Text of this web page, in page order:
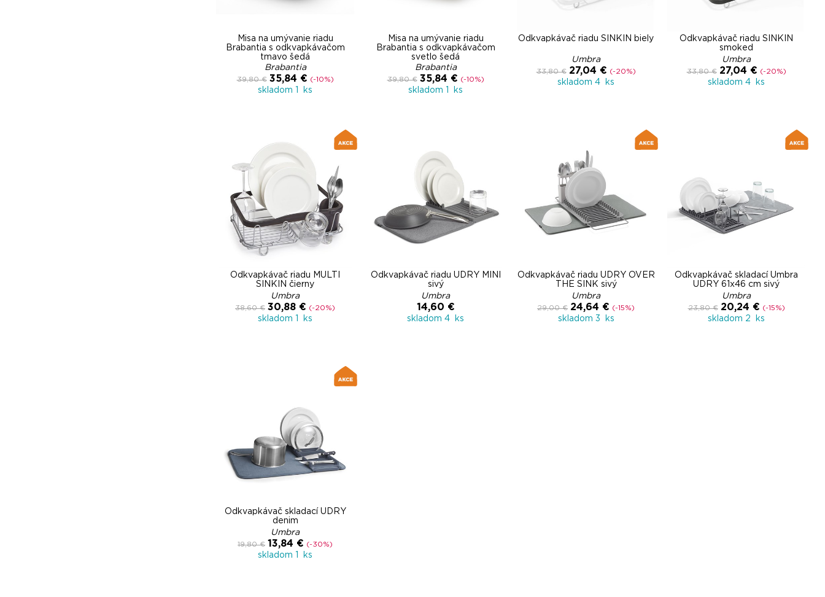
Misa na umývanie riadu
Brabantia s odkvapkávačom
tmavo šedá
Brabantia
39,80 € 35,84 € (-10%)
skladom 1 ks
Misa na umývanie riadu
Brabantia s odkvapkávačom
svetlo šedá
Brabantia
39,80 € 35,84 € (-10%)
skladom 1 ks
Odkvapkávač riadu SINKIN biely
Umbra
33,80 € 27,04 € (-20%)
skladom 4 ks
Odkvapkávač riadu SINKIN
smoked
Umbra
33,80 € 27,04 € (-20%)
skladom 4 ks
Odkvapkávač riadu MULTI
SINKIN čierny
Umbra
38,60 € 30,88 € (-20%)
skladom 1 ks
Odkvapkávač riadu UDRY MINI
sivý
Umbra
14,60 €
skladom 4 ks
Odkvapkávač riadu UDRY OVER
THE SINK sivý
Umbra
29,00 € 24,64 € (-15%)
skladom 3 ks
Odkvapkávač skladací Umbra
UDRY 61x46 cm sivý
Umbra
23,80 € 20,24 € (-15%)
skladom 2 ks
Odkvapkávač skladací UDRY
denim
Umbra
19,80 € 13,84 € (-30%)
skladom 1 ks